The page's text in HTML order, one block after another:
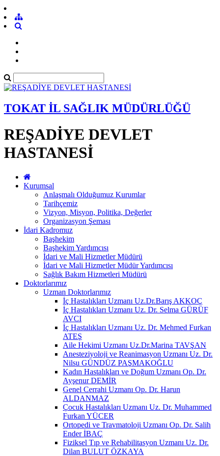
TOKAT İL SAĞLIK MÜDÜRLÜĞÜ
REŞADİYE DEVLET
HASTANESİ
Kurumsal
Anlaşmalı Olduğumuz Kurumlar
Tarihçemiz
Vizyon, Misyon, Politika, Değerler
Organizasyon Şeması
İdari Kadromuz
Başhekim
Başhekim Yardımcısı
İdari ve Mali Hizmetler Müdürü
İdari ve Mali Hizmetler Müdür Yardımcısı
Sağlık Bakım Hizmetleri Müdürü
Doktorlarımız
Uzman Doktorlarımız
İç Hastalıkları Uzmanı Uz.Dr.Barış AKKOÇ
İç Hastalıkları Uzmanı Uz. Dr. Selma GÜRÜF
AVCI
İç Hastalıkları Uzmanı Uz. Dr. Mehmed Furkan
ATEŞ
Aile Hekimi Uzmanı Uz.Dr.Marina TAVŞAN
Anesteziyoloji ve Reanimasyon Uzmanı Uz. Dr.
Nilsu GÜNDÜZ PAŞMAKOĞLU
Kadın Hastalıkları ve Doğum Uzmanı Op. Dr.
Ayşenur DEMİR
Genel Cerrahi Uzmanı Op. Dr. Harun
ALDANMAZ
Çocuk Hastalıkları Uzmanı Uz. Dr. Muhammed
Furkan YÜCER
Ortopedi ve Travmatoloji Uzmanı Op. Dr. Salih
Ender İBAÇ
Fiziksel Tıp ve Rehabilitasyon Uzmanı Uz. Dr.
Dilan BULUT ÖZKAYA